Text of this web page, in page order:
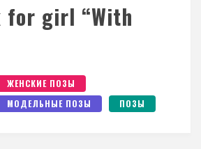
for girl “With
ЖЕНСКИЕ ПОЗЫ
МОДЕЛЬНЫЕ ПОЗЫ
ПОЗЫ